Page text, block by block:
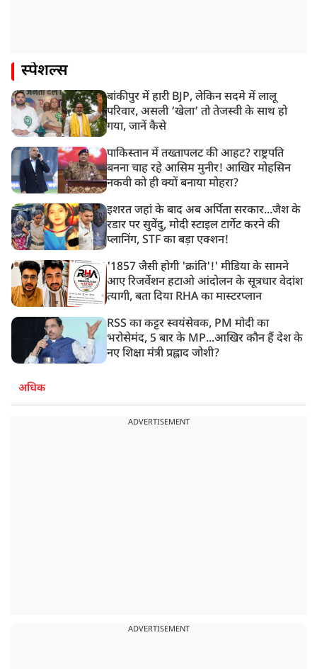
स्पेशल्स
बांकीपुर में हारी BJP, लेकिन सदमे में लालू
परिवार, असली ‘खेला’ तो तेजस्वी के साथ हो
गया, जानें कैसे
पाकिस्तान में तख्तापलट की आहट? राष्ट्रपति
बनना चाह रहे आसिम मुनीर! आखिर मोहसिन
नकवी को ही क्यों बनाया मोहरा?
इशरत जहां के बाद अब अर्पिता सरकार...जैश के
रडार पर सुवेंदु, मोदी स्टाइल टार्गेट करने की
प्लानिंग, STF का बड़ा एक्शन!
'1857 जैसी होगी 'क्रांति'!' मीडिया के सामने
आए रिजर्वेशन हटाओ आंदोलन के सूत्रधार वेदांश
त्यागी, बता दिया RHA का मास्टरप्लान
RSS का कट्टर स्वयंसेवक, PM मोदी का
भरोसेमंद, 5 बार के MP...आखिर कौन हैं देश के
नए शिक्षा मंत्री प्रह्लाद जोशी?
अधिक
ADVERTISEMENT
ADVERTISEMENT